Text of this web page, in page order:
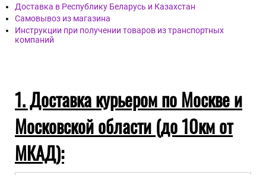
Доставка в Республику Беларусь и Казахстан
Самовывоз из магазина
Инструкции при получении товаров из транспортных
компаний
1. Доставка курьером по Москве и
Московской области (до 10км от
МКАД):